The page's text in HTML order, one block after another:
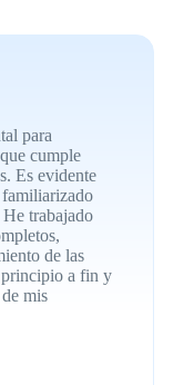
para
cumple
Es evidente
familiarizado
trabajado
de las
principio a fin y
mis